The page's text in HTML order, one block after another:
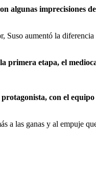
algunas imprecisiones
Suso aumentó la
primera etapa, el
con el
a las ganas y al empuje